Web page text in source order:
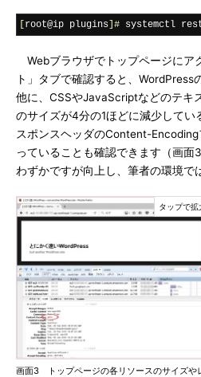
root@ip plugins ]# systemctl
Webブラウザでトップページにア
ト」タブで確認すると、
他に、CSSやJavaScriptなどのテキ
のサイズが4分の1ほどに減少してい
スポンスヘッダのContent-
っていることも確認できます（画面
わずかですが向上し、筆者の環境で
画面3 トップページの各リソースのサイズや